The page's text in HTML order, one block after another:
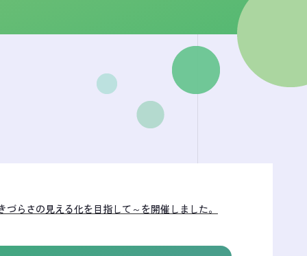
らさの見える化を目指して～を開催しました。